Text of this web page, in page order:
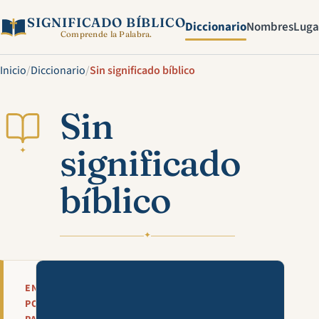
SIGNIFICADO BÍBLICO
Comprende la Palabra. DiccionarioNombres
Inicio/Diccionario/Sin significado bíblico
✦
Sin
significado
bíblico
✦
EN
POCAS
Mira esta explicación en